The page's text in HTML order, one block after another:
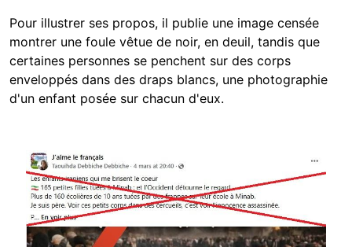
Pour illustrer ses propos, il publie une image censée
montrer une foule vêtue de noir, en deuil, tandis que
certaines personnes se penchent sur des corps
enveloppés dans des draps blancs, une photographie
d'un enfant posée sur chacun d'eux.
Image